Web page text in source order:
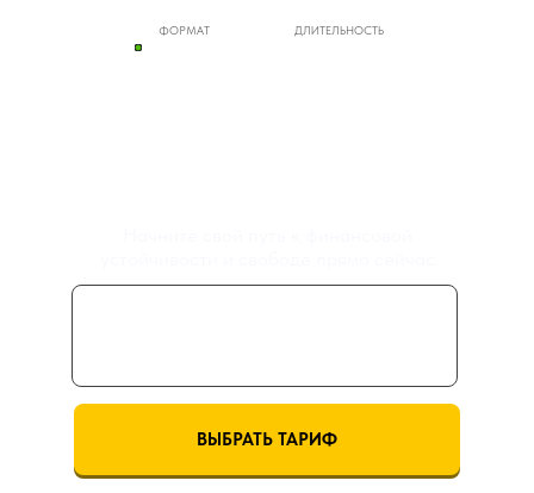
ФОРМАТ
ОНЛАЙН
ДЛИТЕЛЬНОСТЬ
ВЫБРАТЬ ТАРИФ